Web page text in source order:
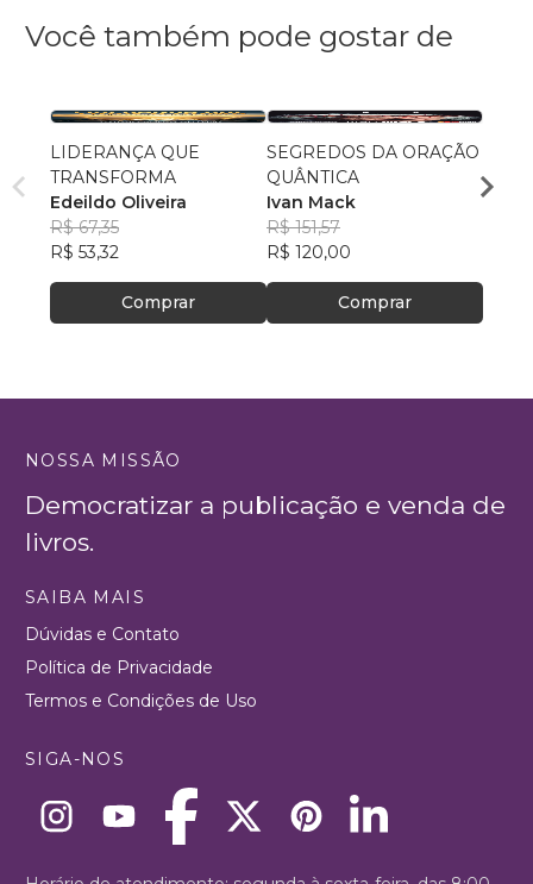
Você também pode gostar de
LIDERANÇA QUE
TRANSFORMA
Edeildo Oliveira
R$ 67,35
R$ 53,32
Comprar
SEGREDOS DA ORAÇÃO
QUÂNTICA
Ivan Mack
R$ 151,57
R$ 120,00
Comprar
Pr
NOSSA MISSÃO
Democratizar a publicação e venda de
livros.
SAIBA MAIS
Dúvidas e Contato
Política de Privacidade
Termos e Condições de Uso
SIGA-NOS